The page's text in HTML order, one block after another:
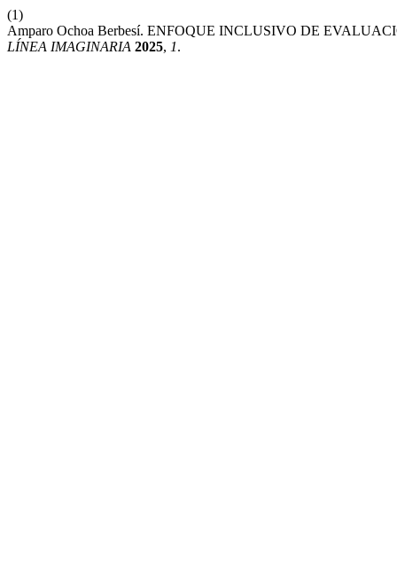
(1)
Amparo Ochoa Berbesí. ENFOQUE INCLUSIVO DE
LÍNEA IMAGINARIA 2025, 1.